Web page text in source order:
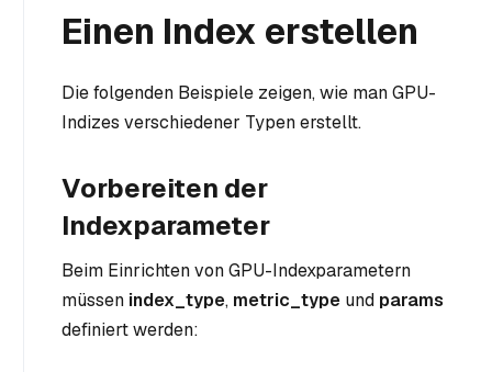
Einen Index erstellen
Die folgenden Beispiele zeigen, wie man GPU-
Indizes verschiedener Typen erstellt.
Vorbereiten der
Indexparameter
Beim Einrichten von GPU-Indexparametern
müssen index_type, metric_type und params
definiert werden: